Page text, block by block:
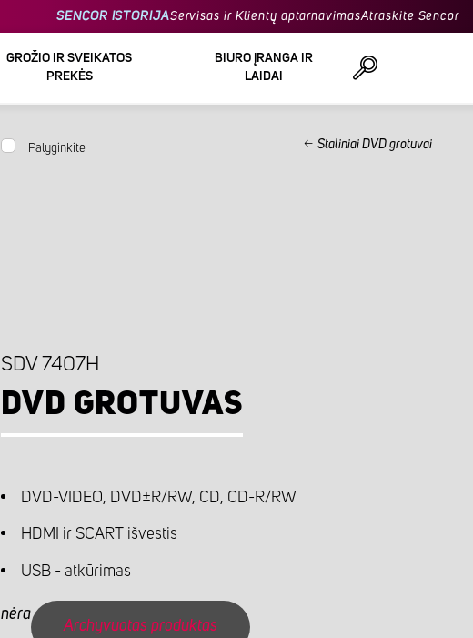
SENCOR ISTORIJAServisas ir Klientų aptarnavimasAtraskite Sencor
GROŽIO IR SVEIKATOS
PREKĖS
BIURO ĮRANGA IR
LAIDAI
Palyginkite Staliniai DVD grotuvai
SDV 7407H
DVD GROTUVAS
DVD-VIDEO, DVD±R/RW, CD, CD-R/RW
HDMI ir SCART išvestis
USB - atkūrimas
Archyvuotas produktas
nėra